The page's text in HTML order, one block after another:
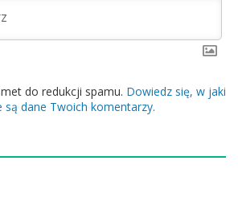
do redukcji spamu. Dowiedz się, w jaki
dane Twoich komentarzy.